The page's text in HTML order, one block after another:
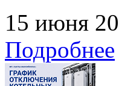
15 июня
Подробнее